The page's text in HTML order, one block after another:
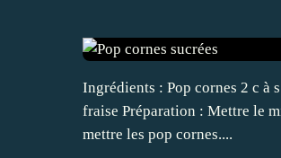
Ingrédients : Pop cornes 2 c à
fraise Préparation : Mettre le
mettre les pop cornes....